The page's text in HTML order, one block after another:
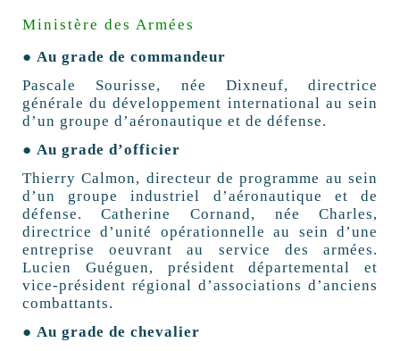
Ministère des Armées
● Au grade de commandeur
Pascale Sourisse, née Dixneuf, directrice
générale du développement international au sein
d’un groupe d’aéronautique et de défense.
● Au grade d’officier
Thierry Calmon, directeur de programme au sein
d’un groupe industriel d’aéronautique et de
défense. Catherine Cornand, née Charles,
directrice d’unité opérationnelle au sein d’une
entreprise oeuvrant au service des armées.
Lucien Guéguen, président départemental et
vice-président régional d’associations d’anciens
combattants.
● Au grade de chevalier